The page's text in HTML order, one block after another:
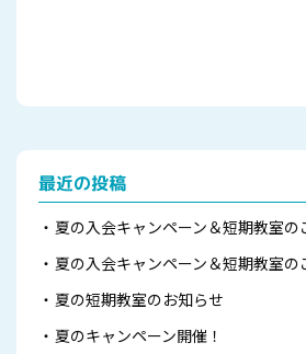
最近の投稿
夏の入会キャンペーン＆短期教室の
夏の入会キャンペーン＆短期教室の
夏の短期教室のお知らせ
夏のキャンペーン開催！